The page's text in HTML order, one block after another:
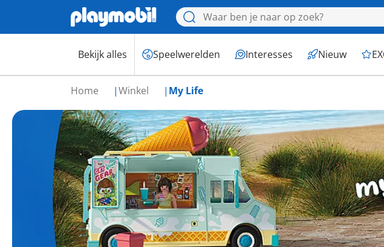
Bekijk alles Speelwerelden Interesses Nieuw
Home Winkel My Life